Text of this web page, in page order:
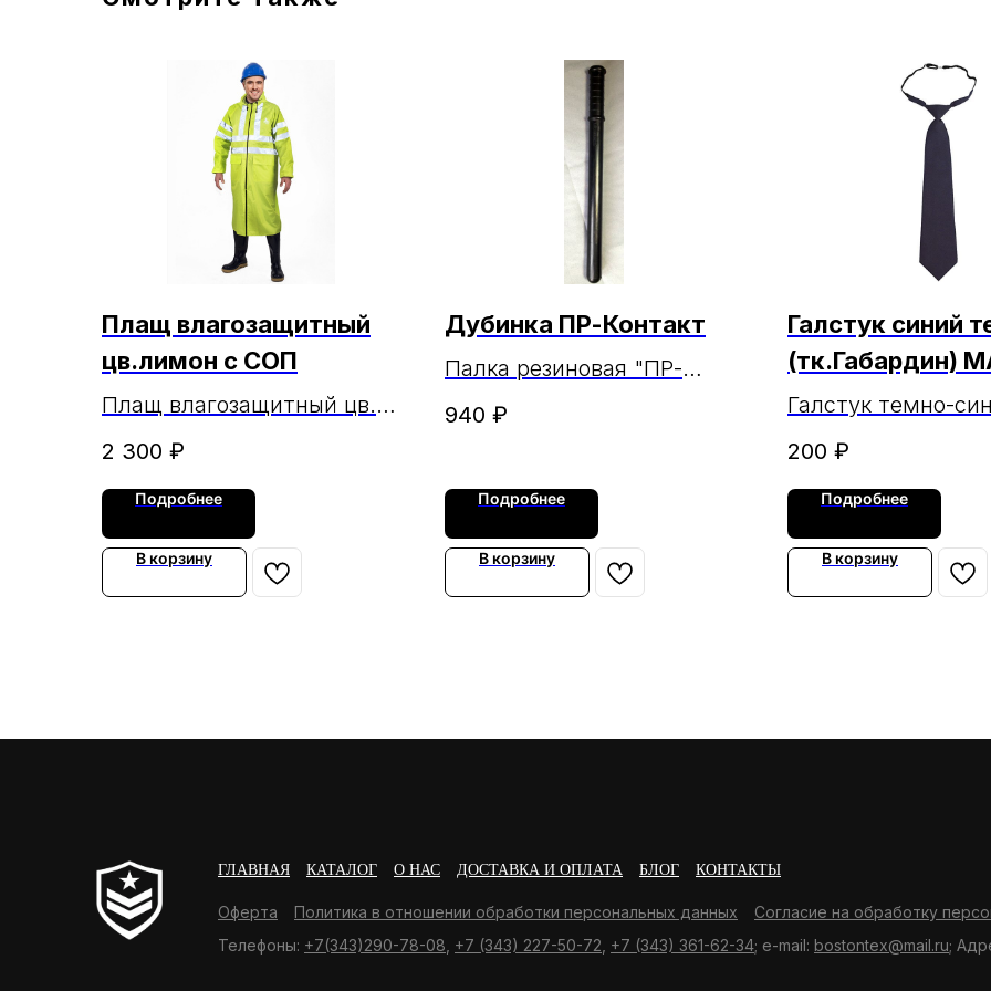
Плащ влагозащитный
цв.лимон с СОП
Плащ влагозащитный цв.
лимон с СОП
2 300 ₽
Подробнее
В корзину
Дубинка ПР-Контакт
Палка резиновая "ПР-
Контакт" (ПР-К)
940 ₽
Подробнее
В корзину
Галстук синий
(тк.Габардин)
Галстук темно-
(тк.Габардин)
200 ₽
Подробнее
В корзину
ГЛАВНАЯ КАТАЛОГ О НАС ДОСТАВКА И ОПЛАТА БЛОГ КОНТАКТЫ
Оферта Политика в отношении обработки персональных данных
Согласие на обработку
Телефоны: +7(343)290-78-08 +7 (343) 227-50-72 +7 (343) 361-62-34; e-mail: bostontex@mail.ru;